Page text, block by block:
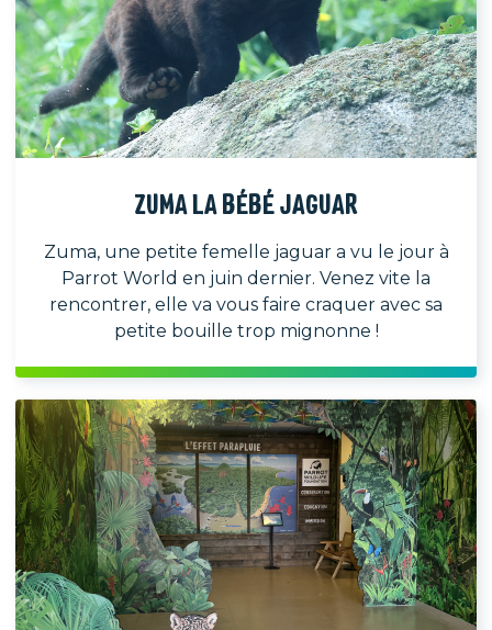
ZUMA LA BÉBÉ JAGUAR
Zuma, une petite femelle jaguar a vu le jour à
Parrot World en juin dernier. Venez vite la
rencontrer, elle va vous faire craquer avec sa
petite bouille trop mignonne !